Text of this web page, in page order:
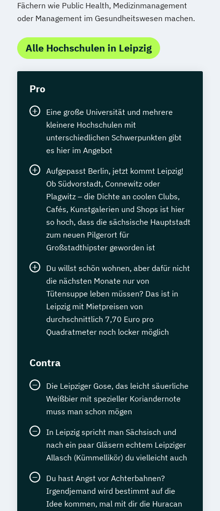
Fächern wie Public Health, Medizinmanagement
oder Management im Gesundheitswesen machen.
Alle Hochschulen in Leipzig
Pro
Eine große Universität und mehrere
kleinere Hochschulen mit
unterschiedlichen Schwerpunkten gibt
es hier im Angebot
Aufgepasst Berlin, jetzt kommt Leipzig!
Ob Südvorstadt, Connewitz oder
Plagwitz – die Dichte an coolen Clubs,
Cafés, Kunstgalerien und Shops ist hier
so hoch, dass die sächsische Hauptstadt
zum neuen Pilgerort für
Großstadthipster geworden ist
Du willst schön wohnen, aber dafür nicht
die nächsten Monate nur von
Tütensuppe leben müssen? Das ist in
Leipzig mit Mietpreisen von
durchschnittlich 7,70 Euro pro
Quadratmeter noch locker möglich
Contra
Die Leipziger Gose, das leicht säuerliche
Weißbier mit spezieller Koriandernote
muss man schon mögen
In Leipzig spricht man Sächsisch und
nach ein paar Gläsern echtem Leipziger
Allasch (Kümmellikör) du vielleicht auch
Du hast Angst vor Achterbahnen?
Irgendjemand wird bestimmt auf die
Idee kommen, mal mit dir die Huracan